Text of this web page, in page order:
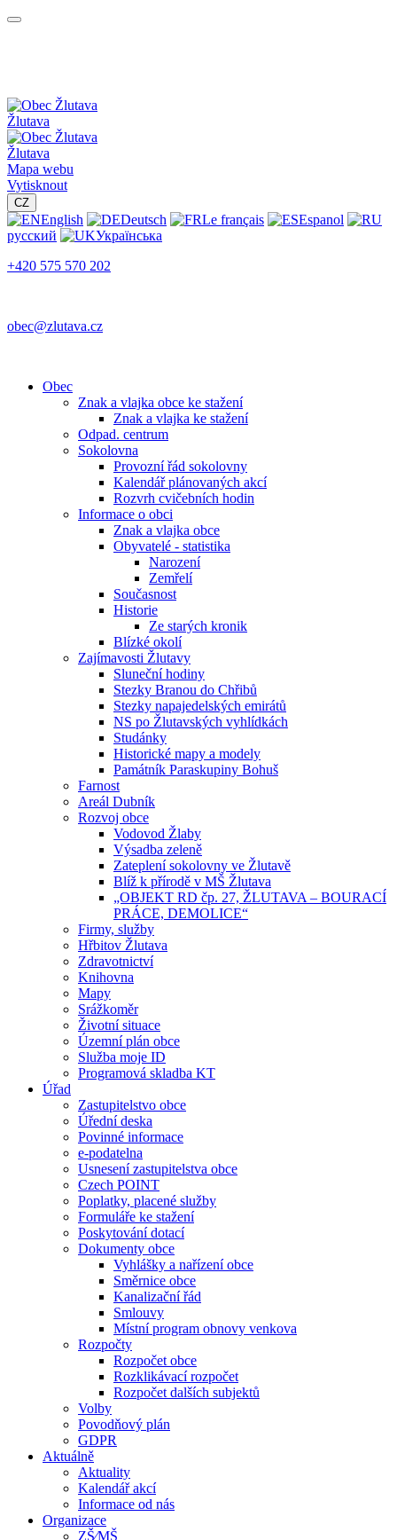
Žlutava
Žlutava
Mapa webu
Vytisknout
CZ
English Deutsch Le français
Espanol
русский
Українська
+420 575 570 202
obec@zlutava.cz
Obec
Znak a vlajka obce ke stažení
Znak a vlajka ke stažení
Odpad. centrum
Sokolovna
Provozní řád sokolovny
Kalendář plánovaných akcí
Rozvrh cvičebních hodin
Informace o obci
Znak a vlajka obce
Obyvatelé - statistika
Narození
Zemřelí
Současnost
Historie
Ze starých kronik
Blízké okolí
Zajímavosti Žlutavy
Sluneční hodiny
Stezky Branou do Chřibů
Stezky napajedelských emirátů
NS po Žlutavských vyhlídkách
Studánky
Historické mapy a modely
Památník Paraskupiny Bohuš
Farnost
Areál Dubník
Rozvoj obce
Vodovod Žlaby
Výsadba zeleně
Zateplení sokolovny ve Žlutavě
Blíž k přírodě v MŠ Žlutava
„OBJEKT RD čp. 27, ŽLUTAVA – BOURACÍ
PRÁCE, DEMOLICE“
Firmy, služby
Hřbitov Žlutava
Zdravotnictví
Knihovna
Mapy
Srážkoměr
Životní situace
Územní plán obce
Služba moje ID
Programová skladba KT
Úřad
Zastupitelstvo obce
Úřední deska
Povinné informace
e-podatelna
Usnesení zastupitelstva obce
Czech POINT
Poplatky, placené služby
Formuláře ke stažení
Poskytování dotací
Dokumenty obce
Vyhlášky a nařízení obce
Směrnice obce
Kanalizační řád
Smlouvy
Místní program obnovy venkova
Rozpočty
Rozpočet obce
Rozklikávací rozpočet
Rozpočet dalších subjektů
Volby
Povodňový plán
GDPR
Aktuálně
Aktuality
Kalendář akcí
Informace od nás
Organizace
ZŠ⁄MŠ